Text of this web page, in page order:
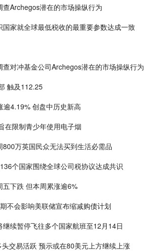
Archegos潜在的市场操纵行为
家就全球最低税收的最重要参数达成一致
对冲基金公司Archegos潜在的市场操纵行为
触及112.25
逾4.19% 创盘中历史新高
在限制青少年使用电子烟
万英国民众无法买到生活必需品
个国家围绕全球公司税协议达成共识
下跌 但本周累涨逾6%
不会影响美联储宣布缩减购债计划
续暂停飞往多个国家航班至12月14日
交易活跃 预示或在80美元上方继续上涨